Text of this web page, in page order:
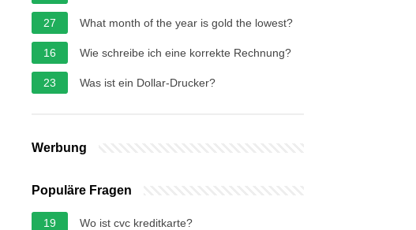
27 What month of the year is gold the lowest?
16 Wie schreibe ich eine korrekte Rechnung?
23 Was ist ein Dollar-Drucker?
Werbung
Populäre Fragen
19 Wo ist cvc kreditkarte?